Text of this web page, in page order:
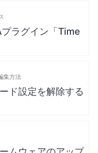
ラグイン「Time
集方法
ド設定を解除する